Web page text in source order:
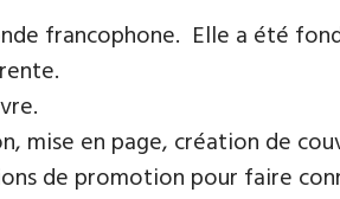
francophone. Elle a été
mise en page, création de
de promotion pour faire